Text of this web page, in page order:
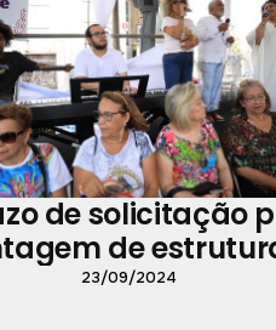
de solicitação
de
do Círio termina
23/09/2024